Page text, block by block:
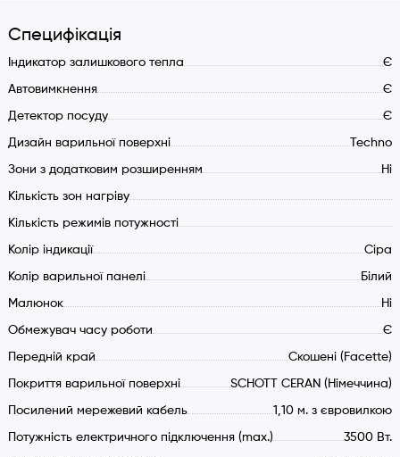
Специфікація
Індикатор залишкового тепла Є
Автовимкнення Є
Детектор посуду Є
Дизайн варильної поверхні Techno
Зони з додатковим розширенням Ні
Кількість зон нагріву
Кількість режимів потужності
Колір індикації Сіра
Колір варильної панелі Білий
Малюнок Ні
Обмежувач часу роботи Є
Передній край Скошені (Facette)
Покриття варильної поверхні SCHOTT CERAN (Німеччина)
Посилений мережевий кабель 1,10 м. з євровилкою
Потужність електричного підключення (max.) 3500 Вт.